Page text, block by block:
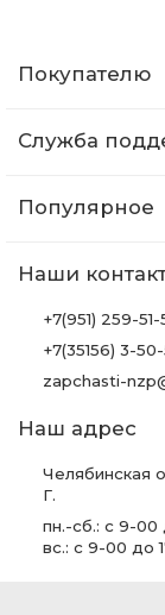
Покупателю
Служба
Популярное
Наши
+7(951) 259-51-
+7(35156) 3-
zapchasti-
Наш адрес
Челябинская
Г.
пн.-сб.: с 9-00
вс.: с 9-00 до